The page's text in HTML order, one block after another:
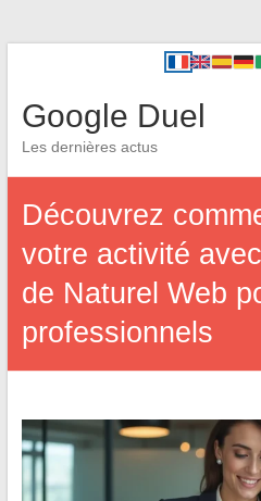
Google Duel
Les dernières actus
Découvrez
votre activité
de Naturel Web
professionnels